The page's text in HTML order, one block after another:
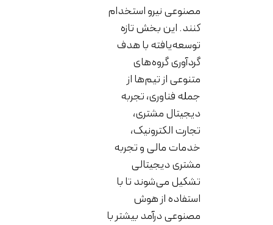
مصنوعی نیرو استخدام
کنند. این بخش تازه
توسعه‌یافته با هدف
گردآوری گروه‌های
متنوعی از تیم‌ها از
جمله فناوری، تجربه
دیجیتال مشتری،
تجارت الکترونیک،
خدمات مالی و تجربه
مشتری دیجیتالی
تشکیل می‌شوند تا با
استفاده از هوش
مصنوعی درآمد بیشتر با